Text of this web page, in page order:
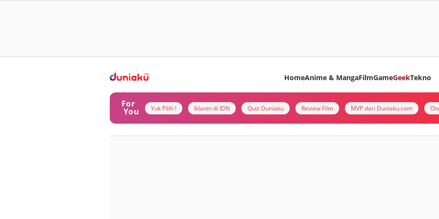
HomeAnime & MangaFilmGameGeekTekno
For
You Yuk Pilih ! Iklanin di IDN Quiz Duniaku Review Film MVP dari Duniaku.com